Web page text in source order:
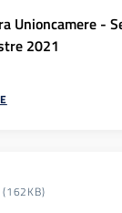
Unioncamere -
2021
(162KB)